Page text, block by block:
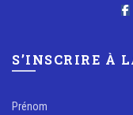
S’INSCRIRE À